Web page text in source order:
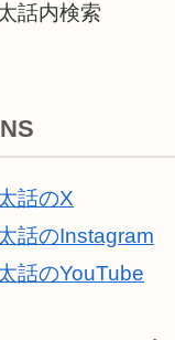
話内検索
話のX
話のInstagram
話のYouTube